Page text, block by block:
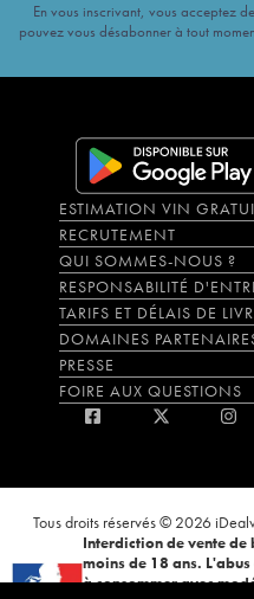
En vous inscrivant, vous acceptez
pouvez vous désabonner à tout
ESTIMATION VIN
RECRUTEMENT
QUI SOMMES-NOUS ?
RESPONSABILITÉ
TARIFS ET DÉLAIS DE
DOMAINES
PRESSE
FOIRE AUX QUESTIONS
Tous droits réservés © 2026
Interdiction de vente
moins de 18 ans.
à consommer avec